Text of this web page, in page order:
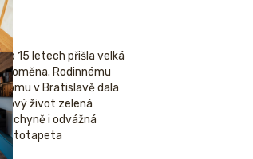
Po 15 letech přišla velká
proměna. Rodinnému
domu v Bratislavě dala
nový život zelená
kuchyně i odvážná
fototapeta